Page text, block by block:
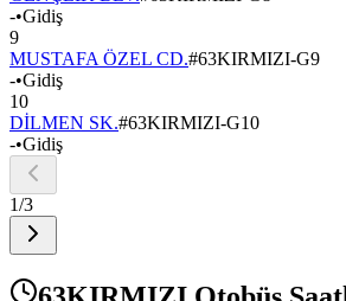
-•Gidiş
9
MUSTAFA ÖZEL CD.#63KIRMIZI-G9
-•Gidiş
10
DİLMEN SK.#63KIRMIZI-G10
-•Gidiş
1/3